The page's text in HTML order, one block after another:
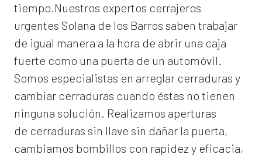
tiempo.Nuestros expertos cerrajeros
urgentes Solana de los Barros saben trabajar
de igual manera a la hora de abrir una caja
fuerte como una puerta de un automóvil.
Somos especialistas en arreglar cerraduras y
cambiar cerraduras cuando éstas no tienen
ninguna solución. Realizamos aperturas
de cerraduras sin llave sin dañar la puerta,
cambiamos bombillos con rapidez y eficacia,